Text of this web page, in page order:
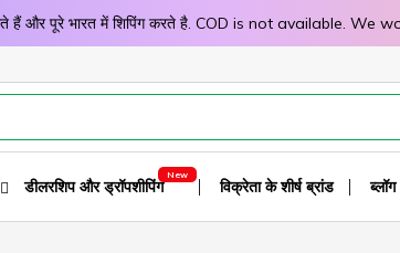
हैं और पूरे भारत में शिपिंग करते है. COD is not available.
डीलरशिप और ड्रॉपशीपिंग विक्रेता के शीर्ष ब्रांड ब्लॉग